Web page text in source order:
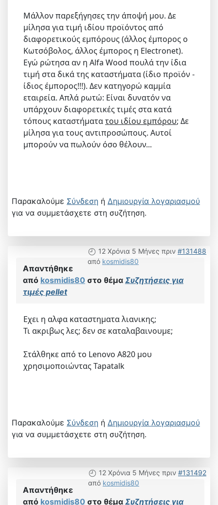
Μάλλον παρεξήγησες την άποψή μου. Δε
μίλησα για τιμή ιδίου προϊόντος από
διαφορετικούς εμπόρους (άλλος έμπορος ο
Κωτσόβολος, άλλος έμπορος η Electronet).
Εγώ ρώτησα αν η Alfa Wood πουλά την ίδια
τιμή στα δικά της καταστήματα (ίδιο προϊόν -
ίδιος έμπορος!!!). Δεν κατηγορώ καμμία
εταιρεία. Απλά ρωτώ: Είναι δυνατόν να
υπάρχουν διαφορετικές τιμές στα κατά
τόπους καταστήματατου ιδίου εμπόρου; Δε
μίλησα για τους αντιπροσώπους. Αυτοί
μπορούν να πωλούν όσο θέλουν...
Παρακαλούμε Σύνδεση ή Δημιουργία λογαριασμού
για να συμμετάσχετε στη συζήτηση.
12 Χρόνια 5 Μήνες πριν #131488
από kosmidis80
Απαντήθηκε
από kosmidis80 στο θέμα Συζητήσεις για
τιμές pellet
Εχει η αλφα καταστηματα λιανικης;
Τι ακριβως λες; δεν σε καταλαβαινουμε;
Στάλθηκε από το Lenovo A820 μου
χρησιμοποιώντας Tapatalk
Παρακαλούμε Σύνδεση ή Δημιουργία λογαριασμού
για να συμμετάσχετε στη συζήτηση.
12 Χρόνια 5 Μήνες πριν #131492
από kosmidis80
Απαντήθηκε
από kosmidis80 στο θέμα Συζητήσεις για